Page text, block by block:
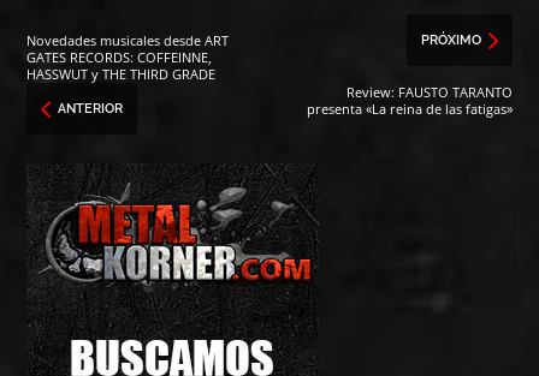
Novedades musicales desde ART
GATES RECORDS: COFFEINNE,
HASSWUT y THE THIRD GRADE
ANTERIOR
PRÓXIMO
Review: FAUSTO TARANTO
presenta «La reina de las fatigas»